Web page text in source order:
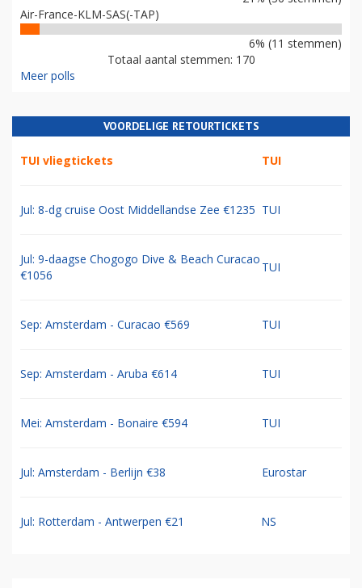
Air-France-KLM-SAS(-TAP)
6% (11 stemmen)
Totaal aantal stemmen: 170
Meer polls
VOORDELIGE RETOURTICKETS
TUI vliegtickets TUI
Jul: 8-dg cruise Oost Middellandse Zee €1235 TUI
Jul: 9-daagse Chogogo Dive & Beach Curacao
€1056
TUI
Sep: Amsterdam - Curacao €569 TUI
Sep: Amsterdam - Aruba €614 TUI
Mei: Amsterdam - Bonaire €594 TUI
Jul: Amsterdam - Berlijn €38 Eurostar
Jul: Rotterdam - Antwerpen €21 NS